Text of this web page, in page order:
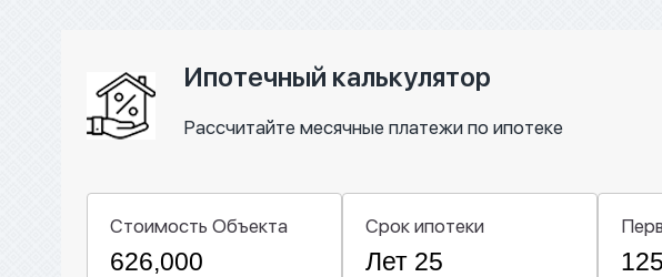
Ипотечный калькулятор
Рассчитайте месячные платежи по ипотеке
Стоимость Объекта Срок ипотеки